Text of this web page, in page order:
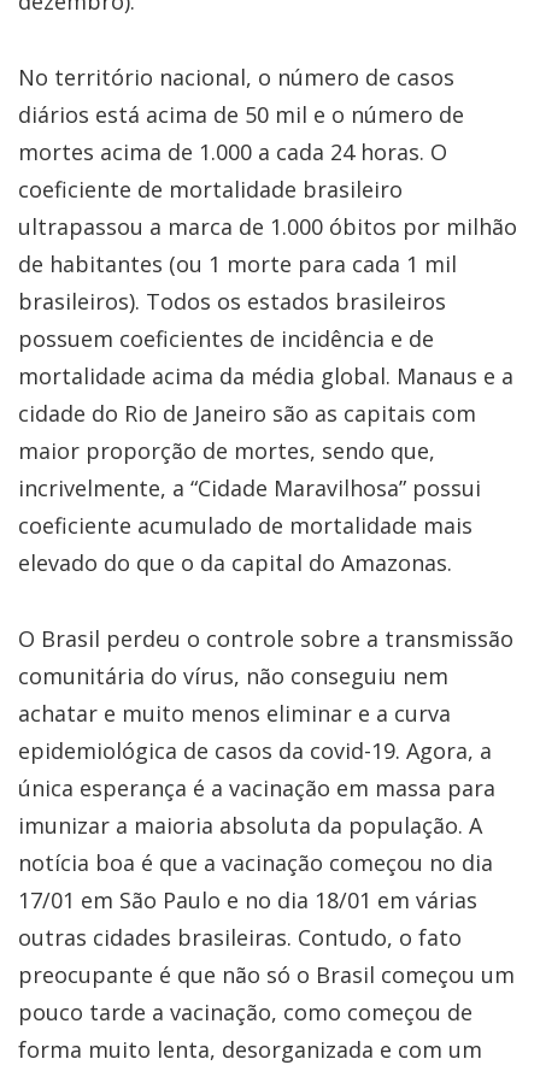
No território nacional, o número de casos
diários está acima de 50 mil e o número de
mortes acima de 1.000 a cada 24 horas. O
coeficiente de mortalidade brasileiro
ultrapassou a marca de 1.000 óbitos por milhão
de habitantes (ou 1 morte para cada 1 mil
brasileiros). Todos os estados brasileiros
possuem coeficientes de incidência e de
mortalidade acima da média global. Manaus e a
cidade do Rio de Janeiro são as capitais com
maior proporção de mortes, sendo que,
incrivelmente, a “Cidade Maravilhosa” possui
coeficiente acumulado de mortalidade mais
elevado do que o da capital do Amazonas.
O Brasil perdeu o controle sobre a transmissão
comunitária do vírus, não conseguiu nem
achatar e muito menos eliminar e a curva
epidemiológica de casos da covid-19. Agora, a
única esperança é a vacinação em massa para
imunizar a maioria absoluta da população. A
notícia boa é que a vacinação começou no dia
17/01 em São Paulo e no dia 18/01 em várias
outras cidades brasileiras. Contudo, o fato
preocupante é que não só o Brasil começou um
pouco tarde a vacinação, como começou de
forma muito lenta, desorganizada e com um